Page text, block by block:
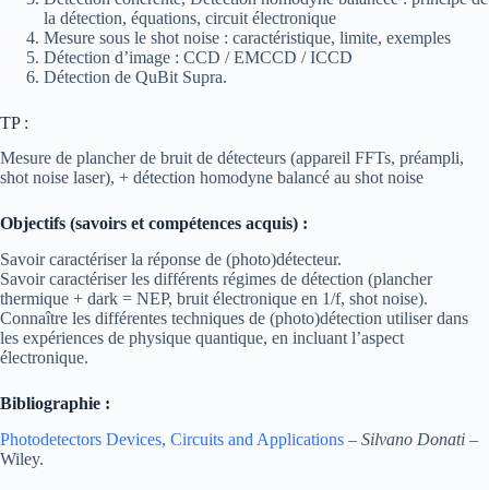
la détection, équations, circuit électronique
Mesure sous le shot noise : caractéristique, limite, exemples
Détection d’image : CCD / EMCCD / ICCD
Détection de QuBit Supra.
TP :
Mesure de plancher de bruit de détecteurs (appareil FFTs, préampli,
shot noise laser), + détection homodyne balancé au shot noise
Objectifs (savoirs et compétences acquis) :
Savoir caractériser la réponse de (photo)détecteur.
Savoir caractériser les différents régimes de détection (plancher
thermique + dark = NEP, bruit électronique en 1/f, shot noise).
Connaître les différentes techniques de (photo)détection utiliser dans
les expériences de physique quantique, en incluant l’aspect
électronique.
Bibliographie :
Photodetectors Devices, Circuits and Applications – Silvano Donati –
Wiley.